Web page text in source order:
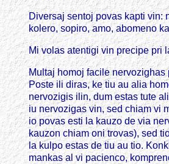
Diversaj sentoj povas kapti vin:
kolero, sopiro, amo, abomeno
Mi volas atentigi vin precipe pri
Multaj homoj facile nervozighas
Poste ili diras, ke tiu au alia
nervozigis ilin, dum estas tute
iu nervozigas vin, sed chiam vi
io povas esti la kauzo de via
kauzon chiam oni trovas), sed
la kulpo estas de tiu au tio.
mankas al vi pacienco,